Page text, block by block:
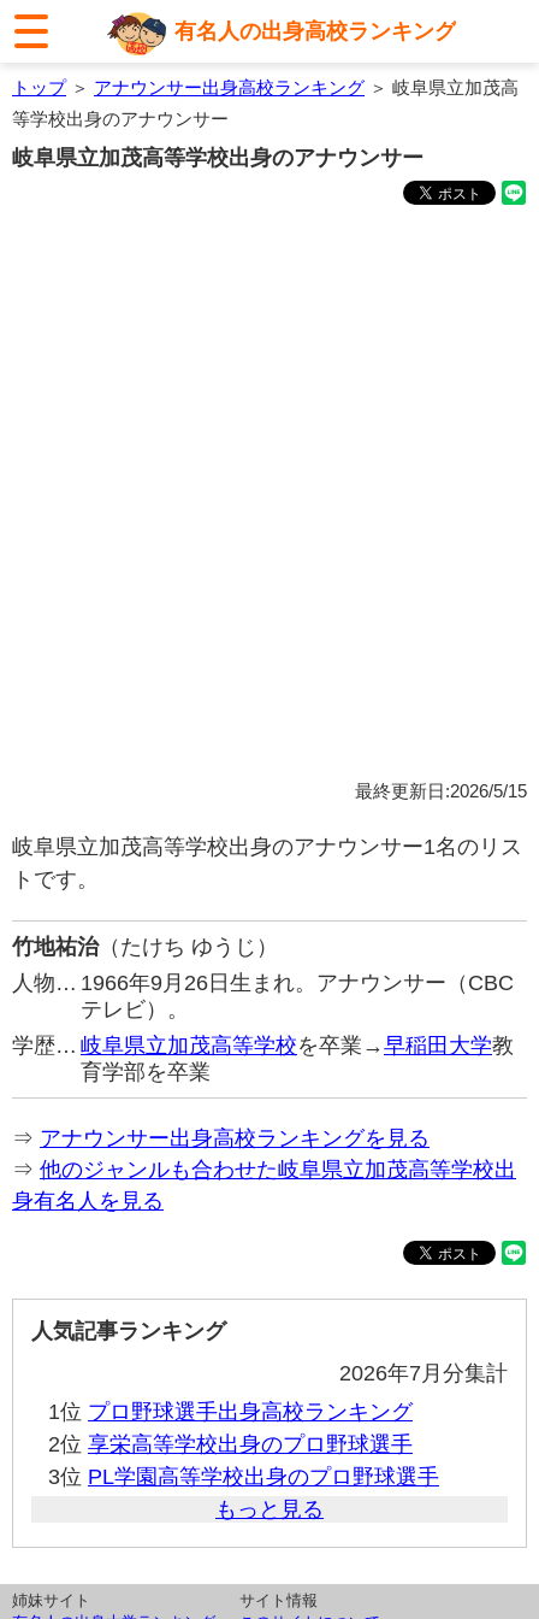
有名人の出身高校ランキング
トップ＞ アナウンサー出身高校ランキング ＞ 岐阜県立加茂高
等学校出身のアナウンサー
岐阜県立加茂高等学校出身のアナウンサー
最終更新日:2026/5/15
岐阜県立加茂高等学校出身のアナウンサー1名のリス
トです。
竹地祐治（たけち ゆうじ）
人物… 1966年9月26日生まれ。アナウンサー（CBC
テレビ）。
学歴… 岐阜県立加茂高等学校を卒業→早稲田大学教
育学部を卒業
⇒ アナウンサー出身高校ランキングを見る
⇒ 他のジャンルも合わせた岐阜県立加茂高等学校出
身有名人を見る
人気記事ランキング
2026年7月分集計
1位 プロ野球選手出身高校ランキング
2位 享栄高等学校出身のプロ野球選手
3位 PL学園高等学校出身のプロ野球選手
もっと見る
姉妹サイト
サイト情報